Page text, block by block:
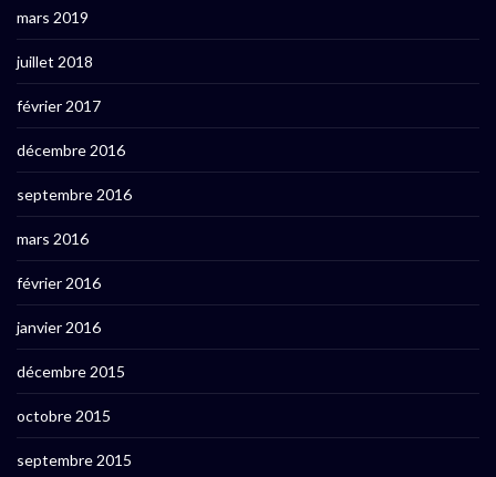
mars 2019
juillet 2018
février 2017
décembre 2016
septembre 2016
mars 2016
février 2016
janvier 2016
décembre 2015
octobre 2015
septembre 2015